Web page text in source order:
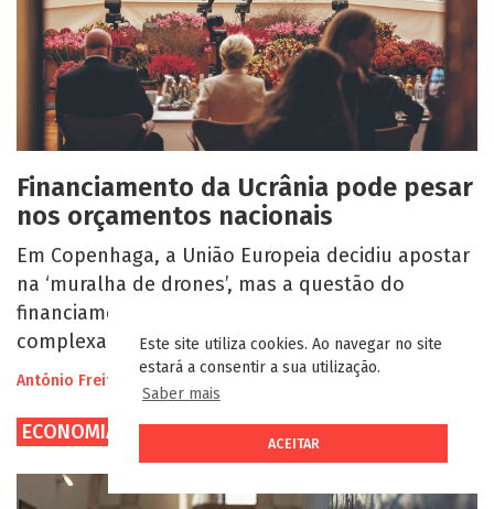
Este site utiliza cookies. Ao navegar no site
estará a consentir a sua utilização.
Saber mais
ACEITAR
Financiamento da Ucrânia pode pesar
nos orçamentos nacionais
Em Copenhaga, a União Europeia decidiu apostar
na ‘muralha de drones’, mas a questão do
financiamento é, por diversas razões, muito mais
complexa. Decisão foi adiada para o fim do mês.
António Freitas de Sousa
ECONOMIA & POLÍTICA